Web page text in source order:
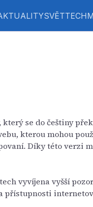
SVĚTTECH
se do češtiny
kterou mohou
Díky této verzi
vyvíjena vyšší
a přístupnosti